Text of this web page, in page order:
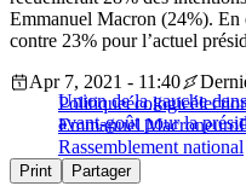
Emmanuel Macron (24%). En
contre 23% pour l’actuel
Union de la gauche
avant-goût pour la
Apr 7, 2021 - 11:40
Politiqueécologie
Emmanuel Macroneuro
Rassemblement national
Print Partager